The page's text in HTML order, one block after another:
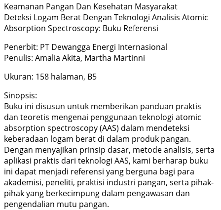
Keamanan Pangan Dan Kesehatan Masyarakat
Deteksi Logam Berat Dengan Teknologi Analisis Atomic
Absorption Spectroscopy: Buku Referensi
Penerbit: PT Dewangga Energi Internasional
Penulis: Amalia Akita, Martha Martinni
Ukuran: 158 halaman, B5
Sinopsis:
Buku ini disusun untuk memberikan panduan praktis
dan teoretis mengenai penggunaan teknologi atomic
absorption spectroscopy (AAS) dalam mendeteksi
keberadaan logam berat di dalam produk pangan.
Dengan menyajikan prinsip dasar, metode analisis, serta
aplikasi praktis dari teknologi AAS, kami berharap buku
ini dapat menjadi referensi yang berguna bagi para
akademisi, peneliti, praktisi industri pangan, serta pihak-
pihak yang berkecimpung dalam pengawasan dan
pengendalian mutu pangan.